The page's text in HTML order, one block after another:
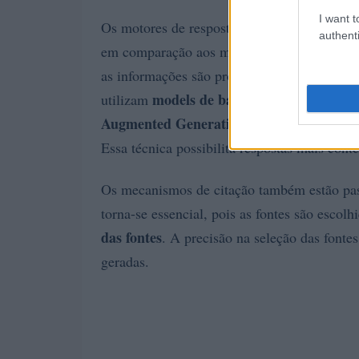
I want
Os motores de resposta, como os motores
em comparação aos motores de busca
as informações são processadas e
utilizam models de base , os motores de
Augmented Generation (RAG)
, que
Essa técnica possibilita respostas mais
Os mecanismos de citação também estão
torna-se essencial, pois as fontes são
das fontes. A precisão na seleção das
geradas.